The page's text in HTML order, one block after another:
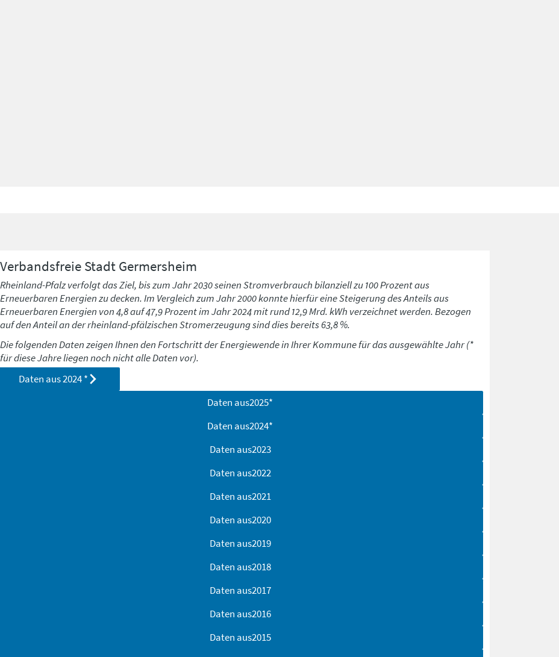
Verbandsfreie Stadt Germersheim
Rheinland-Pfalz verfolgt das Ziel, bis zum Jahr 2030 seinen Stromverbrauch bilanziell zu 100 Prozent aus
Erneuerbaren Energien zu decken. Im Vergleich zum Jahr 2000 konnte hierfür eine Steigerung des Anteils aus
Erneuerbaren Energien von 4,8 auf 47,9 Prozent im Jahr 2024 mit rund 12,9 Mrd. kWh verzeichnet werden. Bezogen
auf den Anteil an der rheinland-pfälzischen Stromerzeugung sind dies bereits 63,8 %.
Die folgenden Daten zeigen Ihnen den Fortschritt der Energiewende in Ihrer Kommune für das ausgewählte Jahr (*
für diese Jahre liegen noch nicht alle Daten vor).
Daten aus2024*
Daten aus2025*
Daten aus2024*
Daten aus2023
Daten aus2022
Daten aus2021
Daten aus2020
Daten aus2019
Daten aus2018
Daten aus2017
Daten aus2016
Daten aus2015